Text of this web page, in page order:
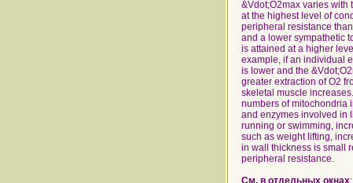
См. в отдельных окнах: